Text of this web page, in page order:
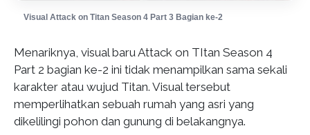
Visual Attack on Titan Season 4 Part 3 Bagian ke-2
Menariknya, visual baru Attack on TItan Season 4
Part 2 bagian ke-2 ini tidak menampilkan sama sekali
karakter atau wujud Titan. Visual tersebut
memperlihatkan sebuah rumah yang asri yang
dikelilingi pohon dan gunung di belakangnya.